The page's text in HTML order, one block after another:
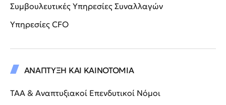
Συμβουλευτικές Υπηρεσίες Συναλλαγών
Υπηρεσίες CFO
ΑΝΑΠΤΥΞΗ ΚΑΙ ΚΑΙΝΟΤΟΜΙΑ
ΤΑΑ & Αναπτυξιακοί Επενδυτικοί Νόμοι